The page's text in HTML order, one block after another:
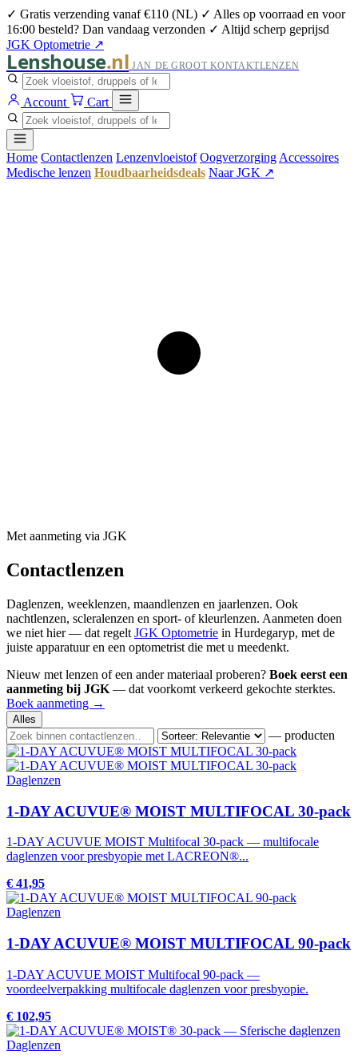
✓ Gratis verzending vanaf €110 (NL) ✓ Alles op voorraad en voor
16:00 besteld? Dan vandaag verzonden ✓ Altijd scherp geprijsd
JGK Optometrie ↗
Lenshouse.nl JAN DE GROOT KONTAKTLENZEN
Account Cart
Home Contactlenzen Lenzenvloeistof Oogverzorging Accessoires
Medische lenzen Houdbaarheidsdeals Naar JGK ↗
Met aanmeting via JGK
Contactlenzen
Daglenzen, weeklenzen, maandlenzen en jaarlenzen. Ook
nachtlenzen, scleralenzen en sport- of kleurlenzen. Aanmeten doen
we niet hier — dat regelt JGK Optometrie in Hurdegaryp, met de
juiste apparatuur en een optometrist die met u meedenkt.
Nieuw met lenzen of een ander materiaal proberen? Boek eerst een
aanmeting bij JGK — dat voorkomt verkeerd gekochte sterktes.
Boek aanmeting →
Alles
— producten
Daglenzen
1-DAY ACUVUE® MOIST MULTIFOCAL 30-pack
1-DAY ACUVUE MOIST Multifocal 30-pack — multifocale
daglenzen voor presbyopie met LACREON®...
€ 41,95
Daglenzen
1-DAY ACUVUE® MOIST MULTIFOCAL 90-pack
1-DAY ACUVUE MOIST Multifocal 90-pack —
voordeelverpakking multifocale daglenzen voor presbyopie.
€ 102,95
Daglenzen